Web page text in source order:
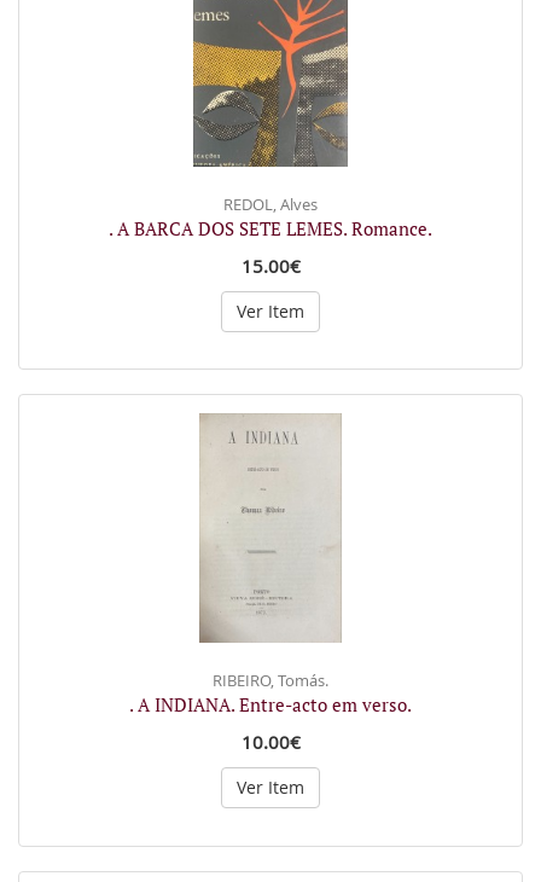
REDOL, Alves
. A BARCA DOS SETE LEMES. Romance.
15.00€
Ver Item
RIBEIRO, Tomás.
. A INDIANA. Entre-acto em verso.
10.00€
Ver Item